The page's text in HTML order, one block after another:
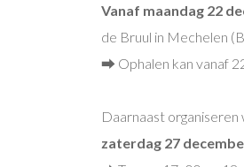
Vanaf maandag 22
de Bruul in Mechelen
⮕ Ophalen kan vanaf
Daarnaast
zaterdag 27